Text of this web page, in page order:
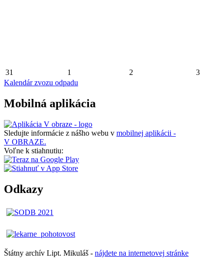
31 1 2
3
Kalendár zvozu odpadu
Mobilná aplikácia
Sledujte informácie z nášho webu v mobilnej aplikácii -
V OBRAZE.
Voľne k stiahnutiu:
Odkazy
Štátny archív Lipt. Mikuláš - nájdete na internetovej stránke